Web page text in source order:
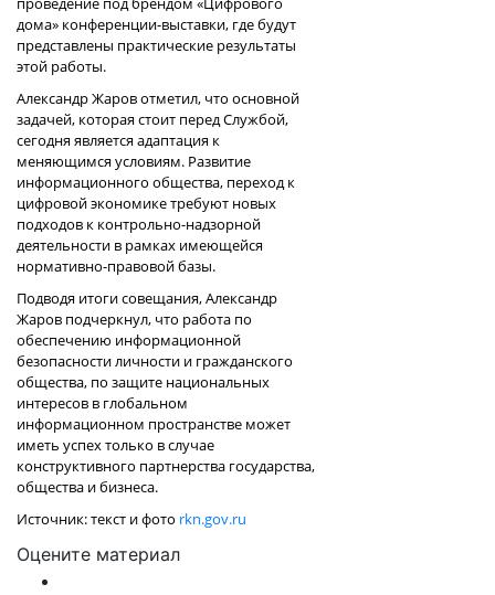
дома» конференции-выставки, где будут
представлены практические результаты
этой работы.
Александр Жаров отметил, что основной
задачей, которая стоит перед Службой,
сегодня является адаптация к
меняющимся условиям. Развитие
информационного общества, переход к
цифровой экономике требуют новых
подходов к контрольно-надзорной
деятельности в рамках имеющейся
нормативно-правовой базы.
Подводя итоги совещания, Александр
Жаров подчеркнул, что работа по
обеспечению информационной
безопасности личности и гражданского
общества, по защите национальных
интересов в глобальном
информационном пространстве может
иметь успех только в случае
конструктивного партнерства государства,
общества и бизнеса.
Источник: текст и фото rkn.gov.ru
Оцените материал